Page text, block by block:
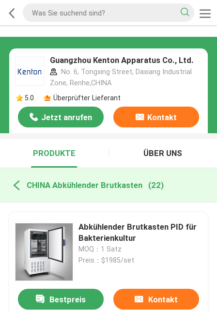
Guangzhou Kenton Apparatus Co., Ltd.
No. 6, Tongxing Street, Daxiang Industrial
Zone, Renhe,CHINA
5.0
Überprüfter Lieferant
Jetzt anrufen Kontakt
PRODUKTE ÜBER UNS
CHINA Abkühlender Brutkasten (22)
Abkühlender Brutkasten PID für
Bakterienkultur
MOQ：1 Satz
Preis：$1985/set
Bestpreis Kontakt